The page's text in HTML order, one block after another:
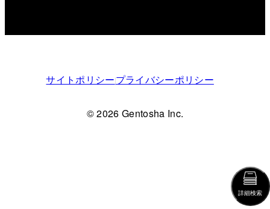
詳細検索
サイトポリシープライバシーポリシー
© 2026 Gentosha Inc.